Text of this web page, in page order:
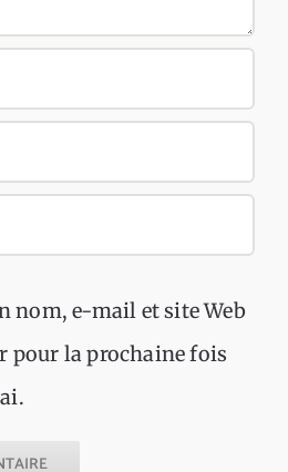
nom, e-mail et site Web
pour la prochaine fois